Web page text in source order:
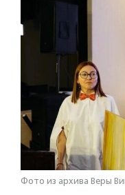
Фото из архива Веры